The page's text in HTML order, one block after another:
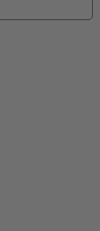
med min. 4
eller
för bestruket papper,
obestruket papper